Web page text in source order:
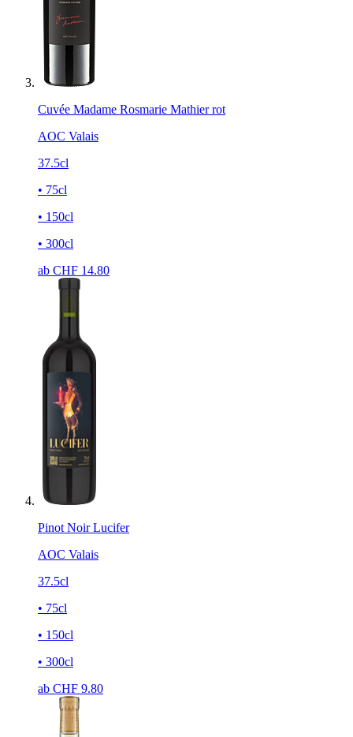
Cuvée Madame Rosmarie Mathier rot
AOC Valais
37.5cl
• 75cl
• 150cl
• 300cl
ab CHF 14.80
Pinot Noir Lucifer
AOC Valais
37.5cl
• 75cl
• 150cl
• 300cl
ab CHF 9.80